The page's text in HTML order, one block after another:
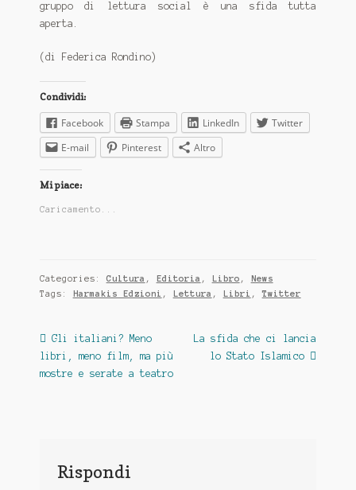
gruppo di lettura social è una sfida tutta
aperta.
(di Federica Rondino)
Condividi:
Facebook Stampa LinkedIn
Twitter
E-mail
Pinterest Altro
Mi piace:
Caricamento...
Categories: Cultura , Editoria , Libro , News
Tags: Harmakis Edzioni , Lettura , Libri ,Twitter
Navigazione
articoli
Previous
post:
Gli italiani? Meno
libri, meno film, ma più
mostre e serate a teatro
Next
post:
La sfida che ci lancia
lo Stato Islamico
Rispondi